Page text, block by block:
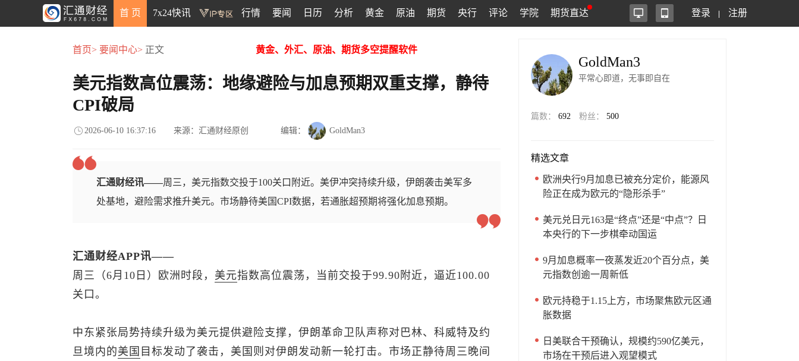
首 页 7x24快讯 行情 要闻 日历 分析 黄金 原油 期货 央行 评论 学院 期货直达 登录 注册
首页> 要闻中心> 正文 黄金、外汇、原油、期货多空提醒软件
美元指数高位震荡：地缘避险与加息预期双重支撑，静待
CPI破局
2026-06-10 16:37:16 来源：汇通财经原创 编辑： GoldMan3
汇通财经讯——周三，美元指数交投于100关口附近。美伊冲突持续升级，伊朗袭击美军多
处基地，避险需求推升美元。市场静待美国CPI数据，若通胀超预期将强化加息预期。
汇通财经APP讯——
周三（6月10日）欧洲时段， 美元指数高位震荡，当前交投于99.90附近，逼近100.00
关口。
中东紧张局势持续升级为美元提供避险支撑，伊朗革命卫队声称对巴林、科威特及约
旦境内的美国 目标发动了袭击，美国则对伊朗发动新一轮打击。市场正静待周三晚间
GoldMan3
平常心即道，无事即自在
篇数： 692 粉丝： 500
精选文章
欧洲央行9月加息已被充分定价，能源风
险正在成为欧元的“隐形杀手”
美元兑日元163是“终点”还是“中点”？日
本央行的下一步棋牵动国运
9月加息概率一夜蒸发近20个百分点，美
元指数创逾一周新低
欧元持稳于1.15上方，市场聚焦欧元区通
胀数据
日美联合干预确认，规模约590亿美元，
市场在干预后进入观望模式